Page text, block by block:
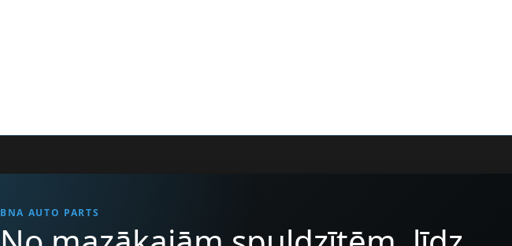
BNA AUTO PARTS